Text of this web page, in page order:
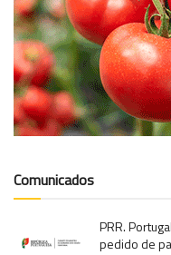
Comunicados
PRR.
pedido de